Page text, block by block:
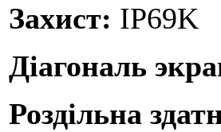
Захист: IP69K
Діагональ
Роздільна